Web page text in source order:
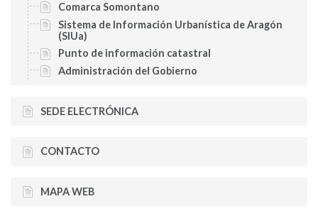
Comarca Somontano
Sistema de Información Urbanística de Aragón
(SIUa)
Punto de información catastral
Administración del Gobierno
SEDE ELECTRÓNICA
CONTACTO
MAPA WEB